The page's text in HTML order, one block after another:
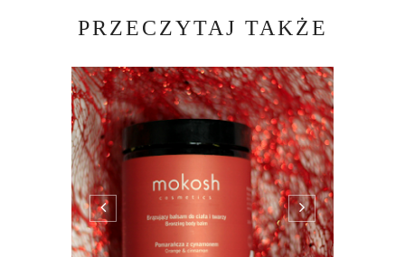
PRZECZYTAJ TAKŻE